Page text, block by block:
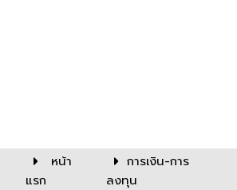
หน้า
แรก
การเงิน-การ
ลงทุน